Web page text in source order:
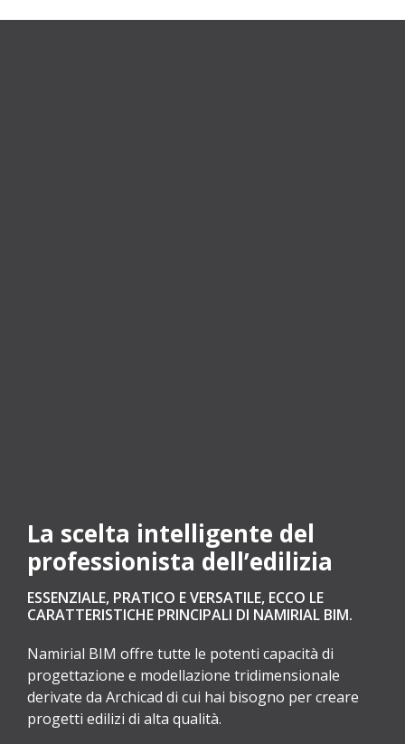
La scelta intelligente del
professionista dell’edilizia
ESSENZIALE, PRATICO E VERSATILE, ECCO LE
CARATTERISTICHE PRINCIPALI DI NAMIRIAL BIM.
Namirial BIM offre tutte le potenti capacità di
progettazione e modellazione tridimensionale
derivate da Archicad di cui hai bisogno per creare
progetti edilizi di alta qualità.